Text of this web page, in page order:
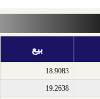
بيع
18.9083
19.2638